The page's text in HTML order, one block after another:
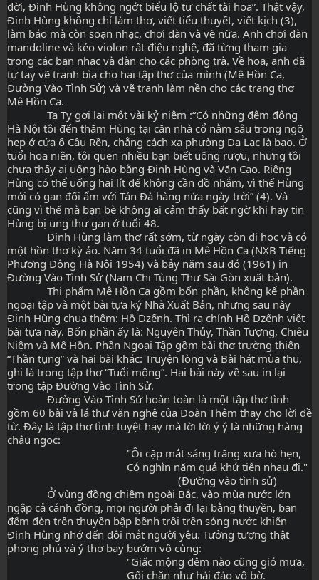
đời, Đinh Hùng không ngớt biểu lộ tư chất tài hoa”. Thật vậy,
Đinh Hùng không chỉ làm thơ, viết tiểu thuyết, viết kịch (3),
làm báo mà còn soạn nhạc, chơi đàn và vẽ nữa. Anh chơi đàn
mandoline và kéo violon rất điệu nghệ, đã từng tham gia
trong các ban nhạc và đàn cho các phòng trà. Về họa, anh đã
tự tay vẽ tranh bìa cho hai tập thơ của mình (Mê Hồn Ca,
Đường Vào Tình Sử) và vẽ tranh làm nền cho các trang thơ
Mê Hồn Ca.
Hà Nội tôi đến thăm Hùng tại căn nhà cổ nằm sâu trong ngõ
hẹp ở cửa ô Cầu Rền, chẳng cách xa phường Dạ Lạc là bao. Ở
tuổi hoa niên, tôi quen nhiều bạn biết uống rượu, nhưng tôi
chưa thấy ai uống hào bằng Đinh Hùng và Văn Cao. Riêng
Hùng có thể uống hai lít đế không cần đồ nhắm, vì thế Hùng
mới có gan đối ẩm với Tản Đà hàng nửa ngày trời” (4). Và
cũng vì thế mà bạn bè không ai cảm thấy bất ngờ khi hay tin
Hùng bị ung thư gan ở tuổi 48.
một hồn thơ kỳ ảo. Năm 34 tuổi đã in Mê Hồn Ca (NXB Tiếng
Phương Đông Hà Nội 1954) và bảy năm sau đó (1961) in
Đường Vào Tình Sử (Nam Chi Tùng Thư Sài Gòn xuất bản).
ngoại tập và một bài tựa ký Nhà Xuất Bản, nhưng sau này
Đinh Hùng chua thêm: Hồ Dzếnh. Thì ra chính Hồ Dzếnh viết
bài tựa này. Bốn phần ấy là: Nguyên Thủy, Thần Tượng, Chiêu
Niệm và Mê Hồn. Phần Ngoại Tập gồm bài thơ trường thiên
“Thần tụng” và hai bài khác: Truyện lòng và Bài hát mùa thu,
ghi là trong tập thơ “Tuổi mộng”. Hai bài này về sau in lại
trong tập Đường Vào Tình Sử.
gồm 60 bài và lá thư văn nghệ của Đoàn Thêm thay cho lời đề
từ. Đây là tập thơ tình tuyệt hay mà lời lời ý ý là những hàng
châu ngọc:
                                          "Ôi cặp mắt sáng trăng xưa hò hẹn,
                                          Có nghìn năm quá khứ tiễn nhau đi."
                                                            (Đường vào tình sử)
ngập cả cánh đồng, mọi người phải đi lại bằng thuyền, ban
đêm đèn trên thuyền bập bềnh trôi trên sóng nước khiến
Đinh Hùng nhớ đến đôi mắt người yêu. Tưởng tượng thật
phong phú và ý thơ bay bướm vô cùng:
                                          "Giấc mộng đêm nào cũng gió mưa,
                                          Gối chăn như hải đảo vô bờ.